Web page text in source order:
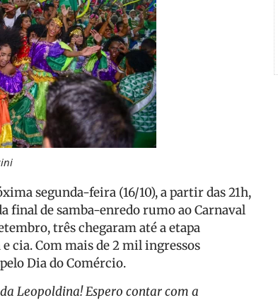
segunda-feira (16/10), a partir das 21h,
final de samba-enredo rumo ao Carnaval
três chegaram até a etapa
cia. Com mais de 2 mil ingressos
Dia do Comércio.
Leopoldina! Espero contar com a